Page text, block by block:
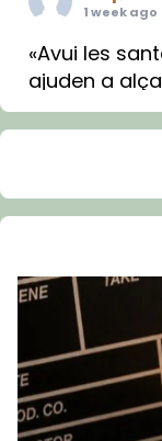
1 week ago
«Avui les
ajuden a
Mons. Sergi
Santes de
🔗
Foto
View on Facebook
de
1 week ago